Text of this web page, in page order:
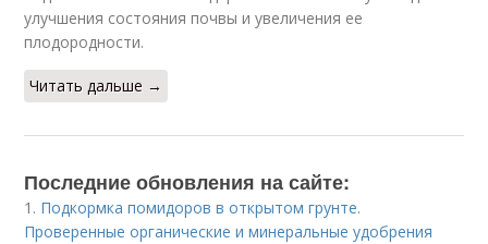
улучшения состояния почвы и увеличения ее
плодородности.
Читать дальше →
Последние обновления на сайте:
1. Подкормка помидоров в открытом грунте.
Проверенные органические и минеральные удобрения